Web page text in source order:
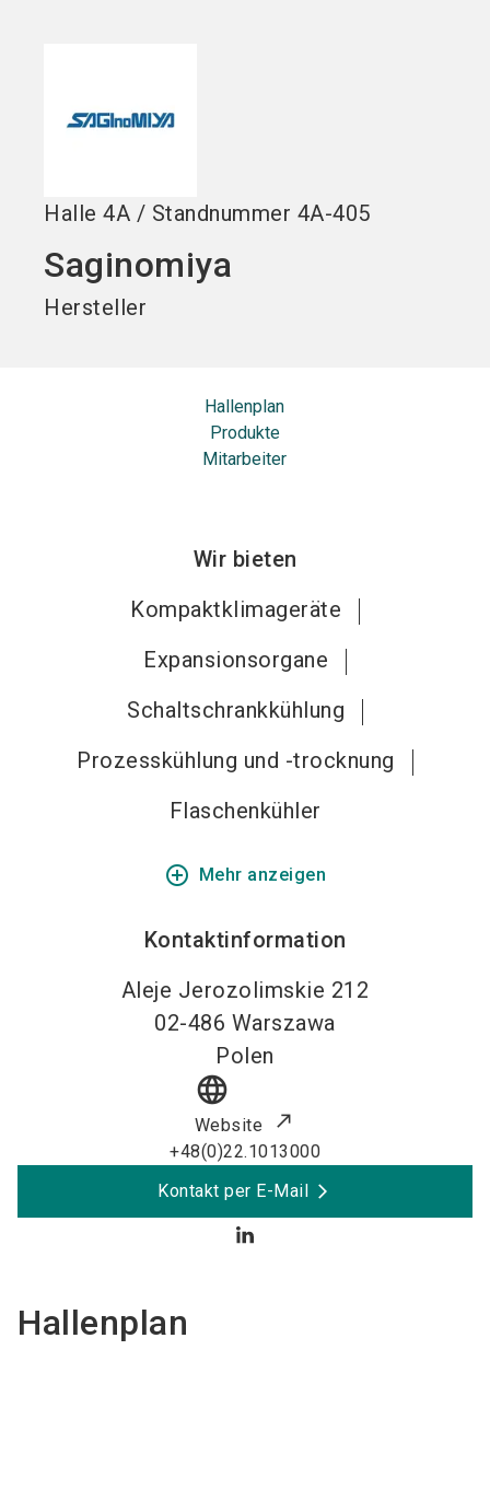
Halle 4A / Standnummer 4A-405
Saginomiya
Hersteller
Hallenplan
Produkte
Mitarbeiter
Wir bieten
Kompaktklimageräte
Expansionsorgane
Schaltschrankkühlung
Prozesskühlung und -trocknung
Flaschenkühler
add_circle_outline Mehr anzeigen
Kontaktinformation
Aleje Jerozolimskie 212
02-486 Warszawa
Polen
language
Website
+48(0)22.1013000
Kontakt per E-Mail
Hallenplan